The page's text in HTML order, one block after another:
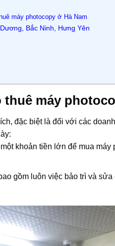
máy photocopy ở Hà Nam
Bắc Ninh, Hưng Yên
máy
đặc biệt là đối với các
khoản tiền lớn để mua
gồm luôn việc bảo trì và